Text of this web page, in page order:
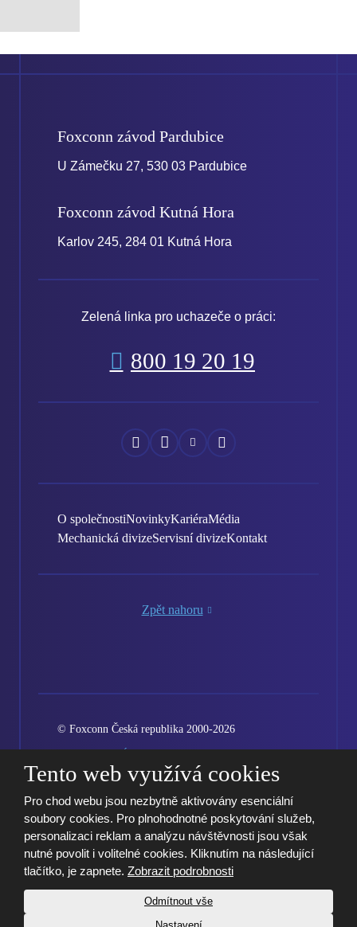
Foxconn závod Pardubice
U Zámečku 27, 530 03 Pardubice
Foxconn závod Kutná Hora
Karlov 245, 284 01 Kutná Hora
Zelená linka pro uchazeče o práci:
800 19 20 19
Náš
Facebook
Náš
Instagram
Náš
YouTube
Náš
LinkedIn
O společnostiNovinkyKariéraMédia
Mechanická divizeServisní divizeKontakt
Zpět nahoru
© Foxconn Česká republika 2000-2026
Kariéra GDPR Nastavení cookies
Tento web využívá cookies
Pro chod webu jsou nezbytně aktivovány esenciální
soubory cookies. Pro plnohodnotné poskytování služeb,
personalizaci reklam a analýzu návštěvnosti jsou však
nutné povolit i volitelné cookies. Kliknutím na následující
tlačítko, je zapnete. Zobrazit podrobnosti
Odmítnout vše